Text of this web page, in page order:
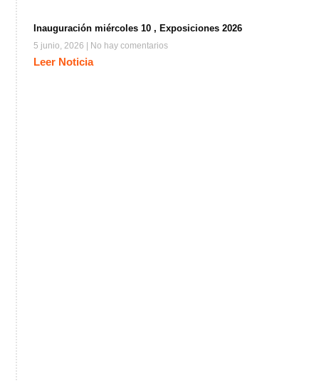
Inauguración miércoles 10 , Exposiciones 2026
5 junio, 2026 No hay comentarios
Leer Noticia